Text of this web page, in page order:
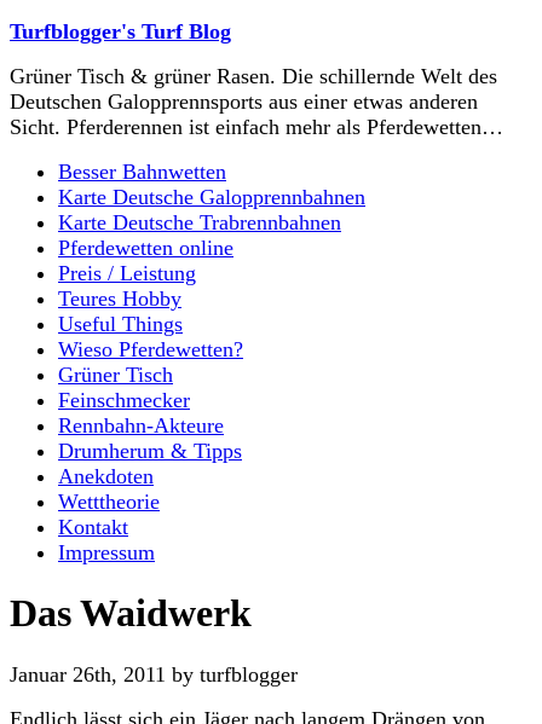
Turfblogger's Turf Blog
Grüner Tisch & grüner Rasen. Die schillernde Welt des
Deutschen Galopprennsports aus einer etwas anderen
Sicht. Pferderennen ist einfach mehr als Pferdewetten…
Besser Bahnwetten
Karte Deutsche Galopprennbahnen
Karte Deutsche Trabrennbahnen
Pferdewetten online
Preis / Leistung
Teures Hobby
Useful Things
Wieso Pferdewetten?
Grüner Tisch
Feinschmecker
Rennbahn-Akteure
Drumherum & Tipps
Anekdoten
Wetttheorie
Kontakt
Impressum
Das Waidwerk
Januar 26th, 2011 by turfblogger
Endlich lässt sich ein Jäger nach langem Drängen von